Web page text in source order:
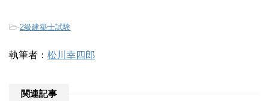
-2級建築士試験
執筆者： 松川幸四郎
関連記事